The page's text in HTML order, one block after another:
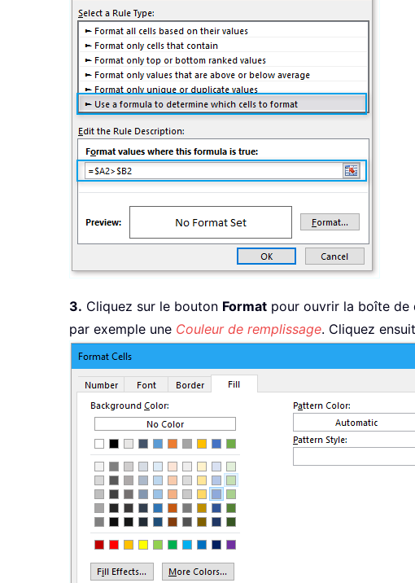
3. Cliquez sur le bouton Format pour ouvrir la boîte de
par exemple une Couleur de remplissage. Cliquez